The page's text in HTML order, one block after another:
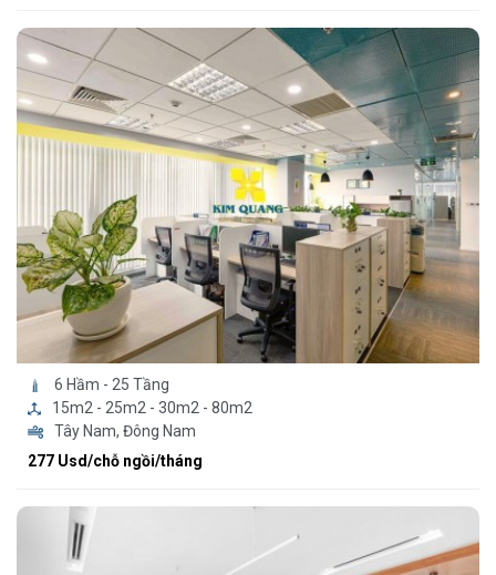
6 Hầm - 25 Tầng
15m2 - 25m2 - 30m2 - 80m2
Tây Nam, Đông Nam
277 Usd/chỗ ngồi/tháng